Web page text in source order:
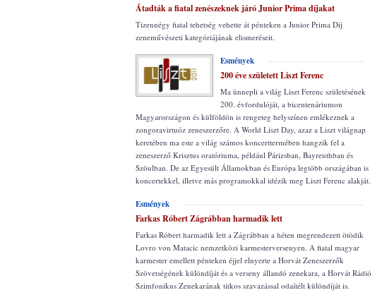
Átadták a fiatal zenészeknek járó Junior Prima díjakat
Tizennégy fiatal tehetség vehette át pénteken a Junior Prima Díj
zeneművészeti kategóriájának elismeréseit.
Esmények
200 éve született Liszt Ferenc
Ma ünnepli a világ Liszt Ferenc születésének
200. évfordulóját, a bicentenáriumon
Magyarországon és külföldön is rengeteg helyszínen emlékeznek a
zongoravirtuóz zeneszerzőre. A World Liszt Day, azaz a Liszt világnap
keretében ma este a világ számos koncerttermében hangzik fel a
zeneszerző Krisztus oratóriuma, például Párizsban, Bayreuthban és
Szöulban. De az Egyesült Államokban és Európa legtöbb országában is
koncertekkel, illetve más programokkal idézik meg Liszt Ferenc alakját.
Esmények
Farkas Róbert Zágrábban harmadik lett
Farkas Róbert harmadik lett a Zágrábban a héten megrendezett ötödik
Lovro von Matacic nemzetközi karmesterversenyen. A fiatal magyar
karmester emellett pénteken éjjel elnyerte a Horvát Zeneszerzők
Szövetségének különdíját és a verseny állandó zenekara, a Horvát Rádió
Szimfonikus Zenekarának titkos szavazással odaítélt különdíját is.